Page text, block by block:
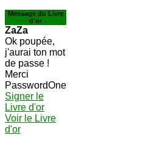
Message du Livre
d'or
ZaZa
Ok poupée,
j'aurai ton mot
de passe !
Merci
PasswordOne
Signer le
Livre d'or
Voir le Livre
d'or